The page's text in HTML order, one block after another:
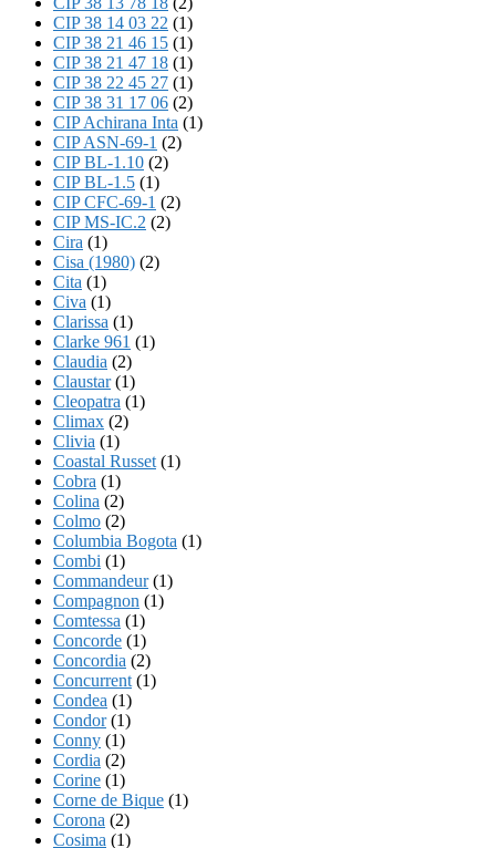
CIP 38 14 03 22 (1)
CIP 38 21 46 15 (1)
CIP 38 21 47 18 (1)
CIP 38 22 45 27 (1)
CIP 38 31 17 06 (2)
CIP Achirana Inta (1)
CIP ASN-69-1 (2)
CIP BL-1.10 (2)
CIP BL-1.5 (1)
CIP CFC-69-1 (2)
CIP MS-IC.2 (2)
Cira (1)
Cisa (1980) (2)
Cita (1)
Civa (1)
Clarissa (1)
Clarke 961 (1)
Claudia (2)
Claustar(1)
Cleopatra (1)
Climax (2)
Clivia (1)
Coastal Russet (1)
Cobra (1)
Colina (2)
Colmo (2)
Columbia Bogota (1)
Combi (1)
Commandeur(1)
Compagnon (1)
Comtessa (1)
Concorde (1)
Concordia (2)
Concurrent (1)
Condea (1)
Condor(1)
Conny (1)
Cordia (2)
Corine (1)
Corne de Bique (1)
Corona (2)
Cosima (1)